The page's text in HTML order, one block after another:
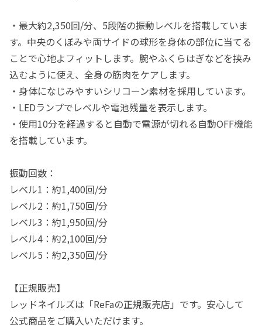
・最大約2,350回/分、5段階の振動レベルを搭載していま
す。中央のくぼみや両サイドの球形を身体の部位に当てる
ことで心地よフィットします。腕やふくらはぎなどを挟み
込むように使え、全身の筋肉をケアします。
・身体になじみやすいシリコーン素材を採用しています。
・LEDランプでレベルや電池残量を表示します。
・使用10分を経過すると自動で電源が切れる自動OFF機能
を搭載しています。
振動回数：
レベル1：約1,400回/分
レベル2：約1,750回/分
レベル3：約1,950回/分
レベル4：約2,100回/分
レベル5：約2,350回/分
【正規販売】
レッドネイルズは「ReFaの正規販売店」です。安心して
公式商品をご購入いただけます。